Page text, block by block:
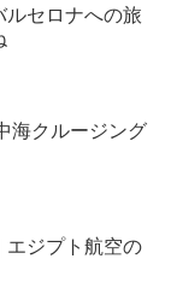
ルセロナへの旅
海クルージング
エジプト航空の